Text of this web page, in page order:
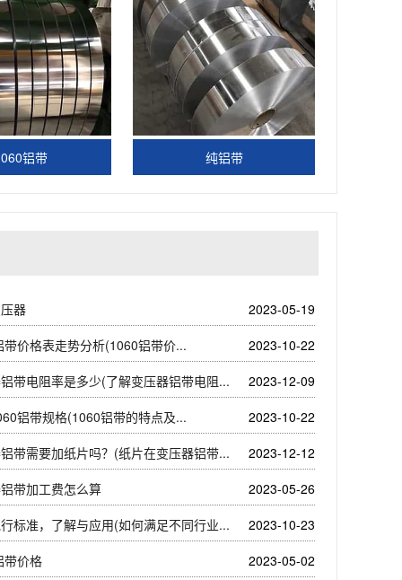
铝带 纯铝带
器
2023-05-19
带价格表走势分析(1060铝带价...
2023-10-22
带电阻率是多少(了解变压器铝带电阻...
2023-12-09
铝带规格(1060铝带的特点及...
2023-10-22
带需要加纸片吗？(纸片在变压器铝带...
2023-12-12
带加工费怎么算
2023-05-26
标准，了解与应用(如何满足不同行业...
2023-10-23
带价格 2023-05-02